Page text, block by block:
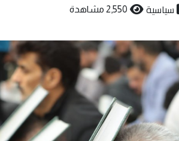
سياسية 2,550 مشاهدة